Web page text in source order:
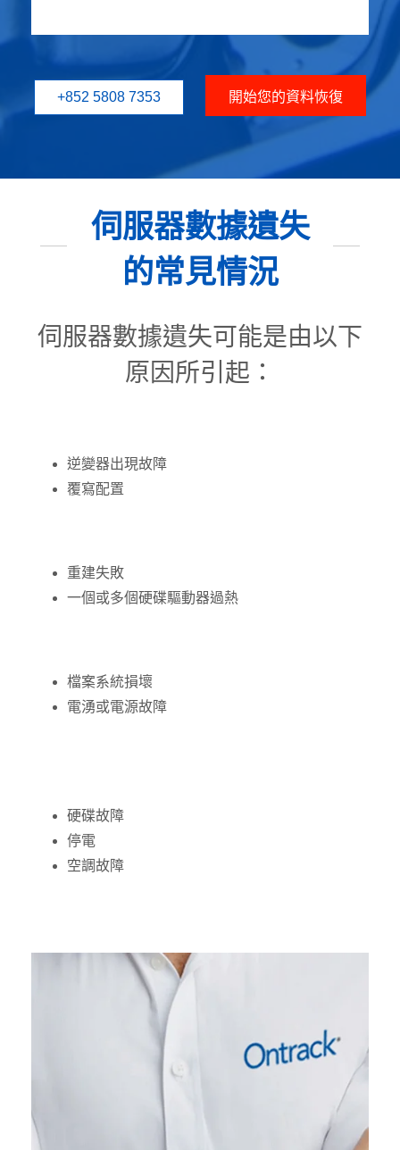
+852 5808 7353 開始您的資料恢復
伺服器數據遺失
的常見情況
伺服器數據遺失可能是由以下
原因所引起：
逆變器出現故障
覆寫配置
重建失敗
一個或多個硬碟驅動器過熱
檔案系統損壞
電湧或電源故障
硬碟故障
停電
空調故障